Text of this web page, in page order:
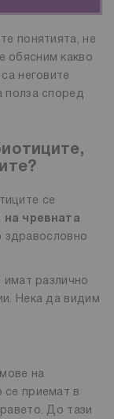
понятията, не
обясним какво
неговите
полза според
се
чревната
здравословно
имат различно
Нека да видим
на
се приемат в
До тази